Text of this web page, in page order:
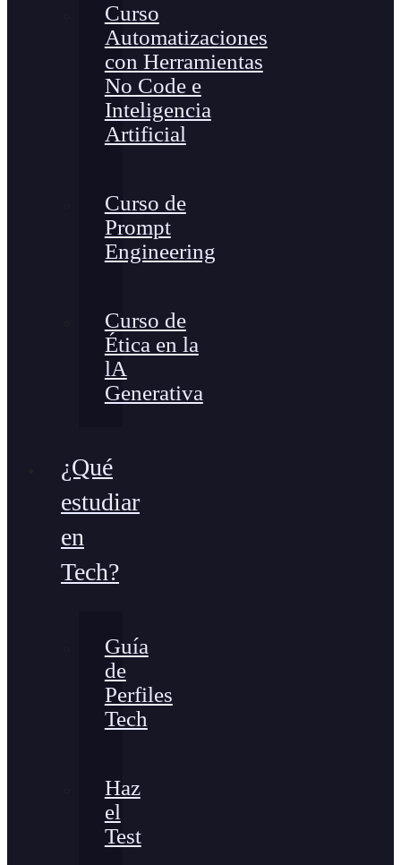
Curso
Automatizaciones
con Herramientas
No Code e
Inteligencia
Artificial
Curso de
Prompt
Engineering
Curso de
Ética en la
lA
Generativa
¿Qué
estudiar
en
Tech?
Guía
de
Perfiles
Tech
Haz
el
Test